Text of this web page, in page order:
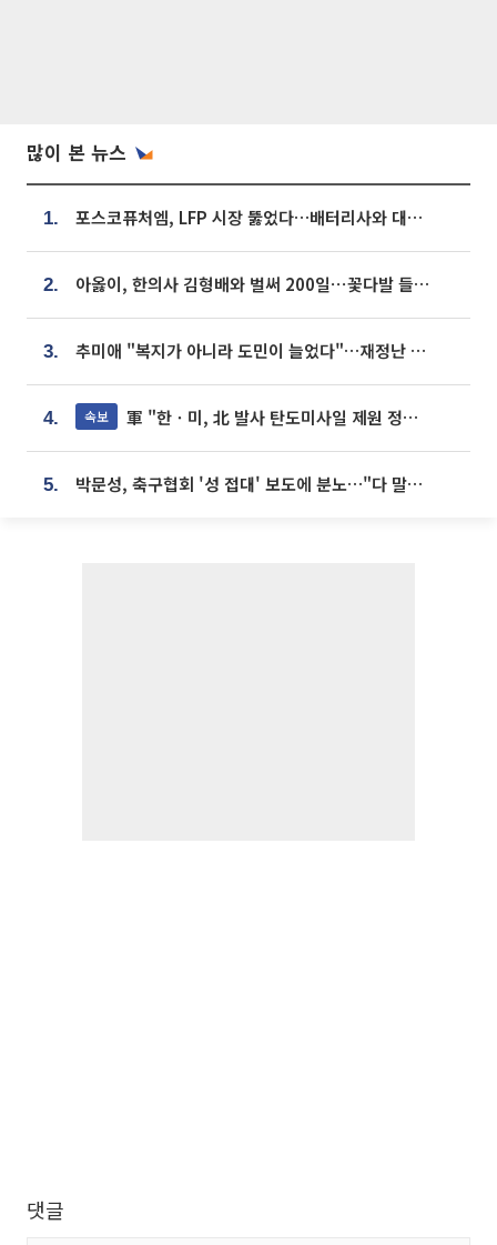
많이 본 뉴스
1. 포스코퓨처엠, LFP 시장 뚫었다…배터리사와 대규모 장기 공급 합의
2. 아옳이, 한의사 김형배와 벌써 200일⋯꽃다발 들고 "프러포즈 아냐"
3. 추미애 "복지가 아니라 도민이 늘었다"…재정난 책임론 정면돌파
4. 속보 軍 "한ㆍ미, 北 발사 탄도미사일 제원 정밀분석 중"
5. 박문성, 축구협회 '성 접대' 보도에 분노…"다 말아먹으려고 작정했나"
댓글